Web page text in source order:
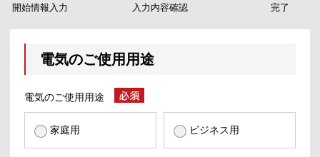
開始情報入力 入力内容確認 完了
電気のご使用用途
電気のご使用用途
家庭用 ビジネス用